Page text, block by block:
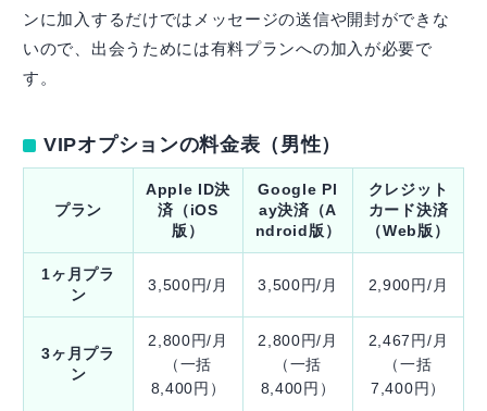
ンに加入するだけではメッセージの送信や開封ができな
いので、出会うためには有料プランへの加入が必要で
す。
VIPオプションの料金表（男性）
プラン
Apple ID決
済（iOS
版）
Google Pl
ay決済（A
ndroid版）
クレジット
カード決済
（Web版）
1ヶ月プラ
ン
3,500円/月 3,500円/月 2,900円/月
3ヶ月プラ
ン
2,800円/月
（一括
8,400円）
2,800円/月
（一括
8,400円）
2,467円/月
（一括
7,400円）